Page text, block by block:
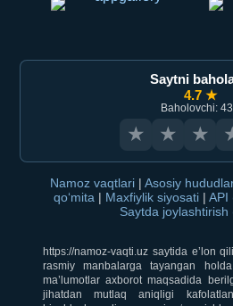
Saytni
4.7 ★
Baholovchi:
★ ★ ★
Namoz vaqtlari | Asosiy
qo‘mita | Maxfiylik siyosati | API
Saytda joylashtirish
https://namoz-vaqti.uz saytida e’lon
rasmiy manbalarga tayangan
ma’lumotlar axborot maqsadida
jihatdan mutlaq aniqligi